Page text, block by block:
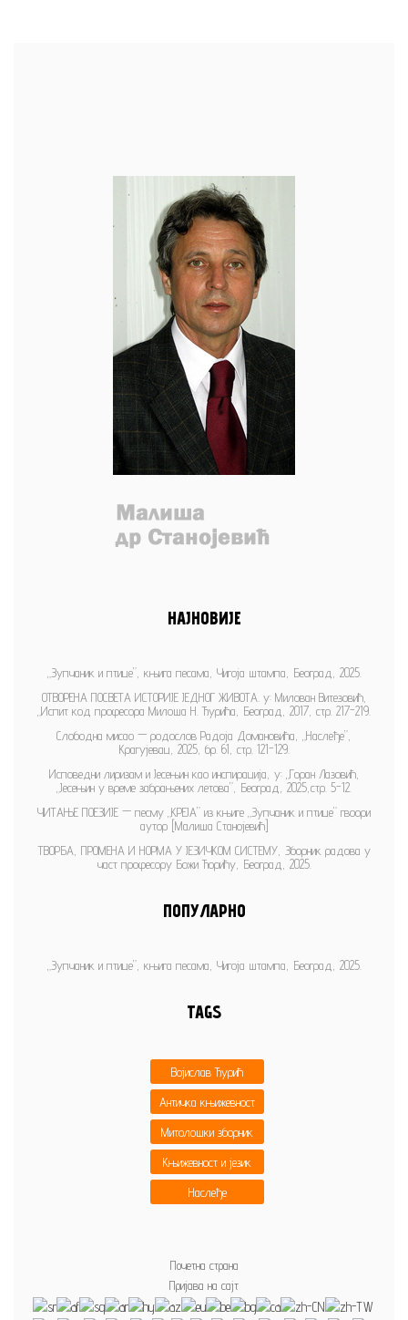
НАЈНОВИЈЕ
„Зупчаник и птице”, књига песама, Чигоја штампа, Београд, 2025.
ОТВОРЕНА ПОСВЕТА ИСТОРИЈЕ ЈЕДНОГ ЖИВОТА. у: Милован Витезовић,
„Испит код професора Милоша Н. Ђурића, Београд, 2017, стр. 217-219.
Слободна мисао — родослов Радоја Домановића, „Наслеђе”,
Крагујевац, 2025, бр. 61, стр. 121-129.
Исповедни лиризам и Јесењин као инспирација, у: „Горан Лазовић,
„Јесењин у време забрањених летова”, Београд, 2025,стр. 5-12.
ЧИТАЊЕ ПОЕЗИЈЕ — песму „КРЕЈА” из књиге „Зупчаник и птице” гвоори
аутор [Малиша Станојевић]
ТВОРБА, ПРОМЕНА И НОРМА У ЈЕЗИЧКОМ СИСТЕМУ, Зборник радова у
част професору Божи Ћорићу, Београд, 2025.
ПОПУЛАРНО
„Зупчаник и птице”, књига песама, Чигоја штампа, Београд, 2025.
TAGS
Војислав Ђурић
Античка књижевност
Митолошки зборник
Књижевност и језик
Наслеђе
Почетна страна
Пријава на сајт